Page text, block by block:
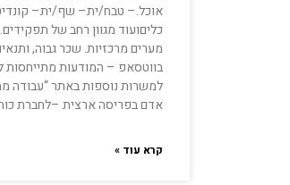
אוכל.– טבח/ית– שף/ית–
כליםועוד מגוון רחב של
מערים מרכזיות. שכר גבוה,
בווטסאפ – המודעות מתייחסות
למשרות נוספות באתר “עבודה
אדם בפריסה ארצית –לחברת
קרא עוד »